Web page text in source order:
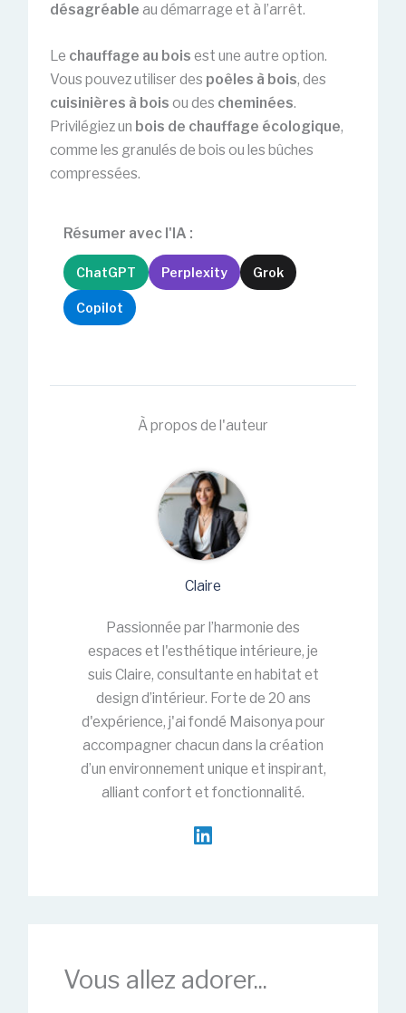
désagréable au démarrage et à l’arrêt.
Le chauffage au bois est une autre option.
Vous pouvez utiliser des poêles à bois, des
cuisinières à bois ou des cheminées.
Privilégiez un bois de chauffage écologique,
comme les granulés de bois ou les bûches
compressées.
Résumer avec l'IA :
ChatGPT Perplexity Grok
Copilot
À propos de l'auteur
Claire
Passionnée par l’harmonie des
espaces et l'esthétique intérieure, je
suis Claire, consultante en habitat et
design d’intérieur. Forte de 20 ans
d'expérience, j'ai fondé Maisonya pour
accompagner chacun dans la création
d’un environnement unique et inspirant,
alliant confort et fonctionnalité.
Vous allez adorer...